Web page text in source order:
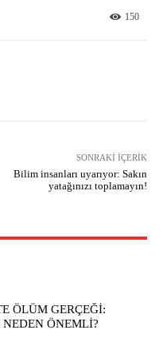
150
SONRAKI İÇERIK
Bilim insanları uyarıyor: Sakın
yatağınızı toplamayın!
ÖLÜM GERÇEĞİ:
ÖNEMLİ?